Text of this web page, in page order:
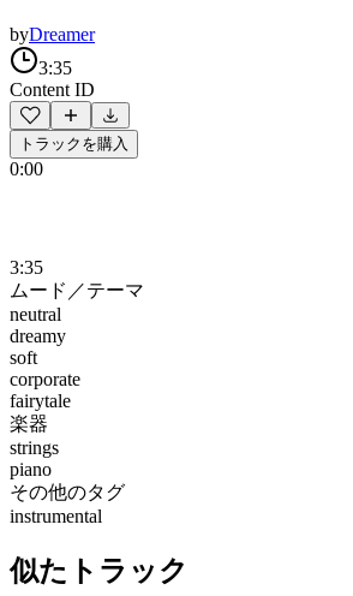
byDreamer
3:35
Content ID
トラックを購入
0:00
3:35
ムード／テーマ
neutral
dreamy
soft
corporate
fairytale
楽器
strings
piano
その他のタグ
instrumental
似たトラック